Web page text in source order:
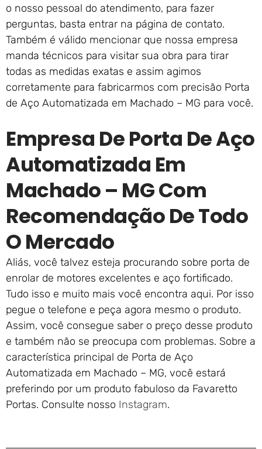
o nosso pessoal do atendimento, para fazer
perguntas, basta entrar na página de contato.
Também é válido mencionar que nossa empresa
manda técnicos para visitar sua obra para tirar
todas as medidas exatas e assim agimos
corretamente para fabricarmos com precisão Porta
de Aço Automatizada em Machado – MG para você.
Empresa De Porta De Aço
Automatizada Em
Machado – MG Com
Recomendação De Todo
O Mercado
Aliás, você talvez esteja procurando sobre porta de
enrolar de motores excelentes e aço fortificado.
Tudo isso e muito mais você encontra aqui. Por isso
pegue o telefone e peça agora mesmo o produto.
Assim, você consegue saber o preço desse produto
e também não se preocupa com problemas. Sobre a
característica principal de Porta de Aço
Automatizada em Machado – MG, você estará
preferindo por um produto fabuloso da Favaretto
Portas. Consulte nosso Instagram.